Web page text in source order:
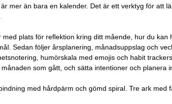
mer än bara en kalender. Det är ett verktyg för att
plats för reflektion kring ditt mående, hur du kan
Sedan följer årsplanering, månadsuppslag och
humörskala med emojis och habit
som gått, och sätta intentioner och planera
med hårdpärm och gömd spiral. Tre ark med